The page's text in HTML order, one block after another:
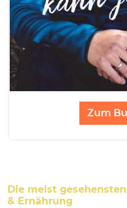
Zum
Die meist
& Ernährung